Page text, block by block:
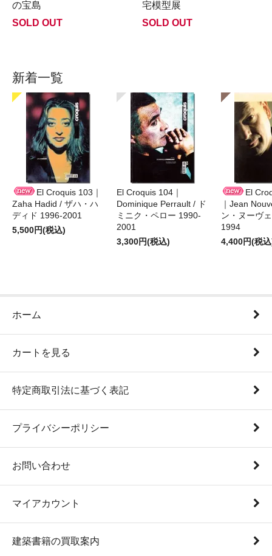
の宝島
SOLD OUT
宅模型展
SOLD OUT
新着一覧
El Croquis 103｜
Zaha Hadid / ザハ・ハ
ディド 1996-2001
5,500円(税込)
El Croquis 104｜
Dominique Perrault / ド
ミニク・ペロー 1990-
2001
3,300円(税込)
El
｜Jean
ン・ヌーヴ
1994
4,400円(税
ホーム
カートを見る
特定商取引法に基づく表記
プライバシーポリシー
お問い合わせ
マイアカウント
建築書籍の買取案内